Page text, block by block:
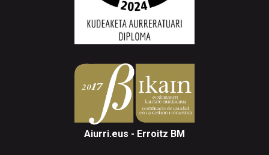
Aiurri.eus - Erroitz BM